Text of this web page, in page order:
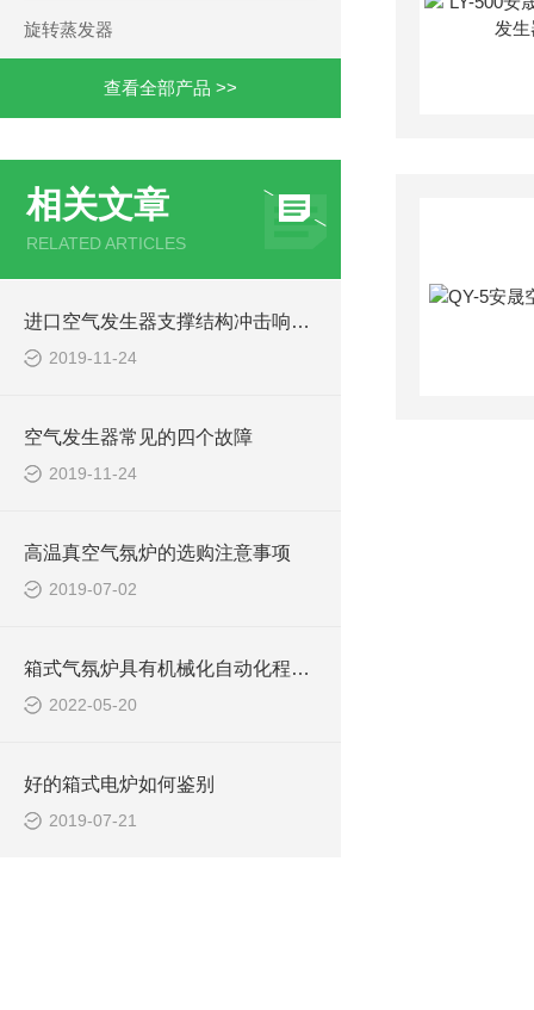
旋转蒸发器
查看全部产品 >>
相关文章
RELATED ARTICLES
进口空气发生器支撑结构冲击响应数值分析
2019-11-24
空气发生器常见的四个故障
2019-11-24
高温真空气氛炉的选购注意事项
2019-07-02
箱式气氛炉具有机械化自动化程度的特征
2022-05-20
好的箱式电炉如何鉴别
2019-07-21